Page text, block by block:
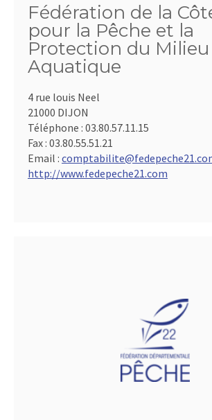
Fédération de la
pour la Pêche et la
Protection du Milieu
Aquatique
4 rue louis Neel
21000 DIJON
Téléphone : 03.80.57.11.15
Fax : 03.80.55.51.21
Email :
http://www.fedepeche21.com